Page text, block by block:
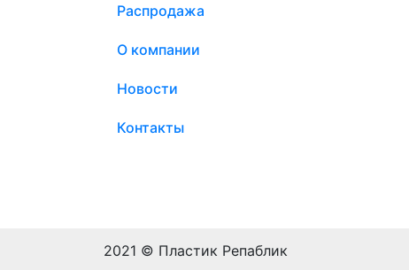
Распродажа
О компании
Новости
Контакты
2021 © Пластик Репаблик